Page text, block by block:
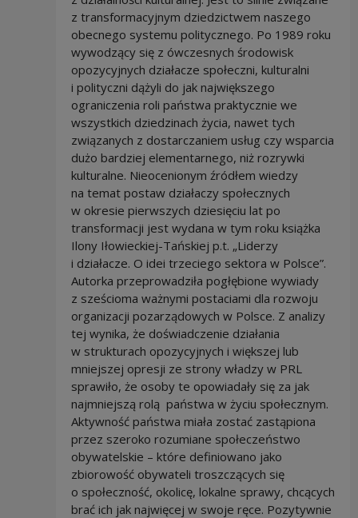
z transformacyjnym dziedzictwem naszego
obecnego systemu politycznego. Po 1989 roku
wywodzący się z ówczesnych środowisk
opozycyjnych działacze społeczni, kulturalni
i polityczni dążyli do jak największego
ograniczenia roli państwa praktycznie we
wszystkich dziedzinach życia, nawet tych
związanych z dostarczaniem usług czy wsparcia
dużo bardziej elementarnego, niż rozrywki
kulturalne. Nieocenionym źródłem wiedzy
na temat postaw działaczy społecznych
w okresie pierwszych dziesięciu lat po
transformacji jest wydana w tym roku książka
Ilony Iłowieckiej-Tańskiej p.t. „Liderzy
i działacze. O idei trzeciego sektora w Polsce”.
Autorka przeprowadziła pogłębione wywiady
z sześcioma ważnymi postaciami dla rozwoju
organizacji pozarządowych w Polsce. Z analizy
tej wynika, że doświadczenie działania
w strukturach opozycyjnych i większej lub
mniejszej opresji ze strony władzy w PRL
sprawiło, że osoby te opowiadały się za jak
najmniejszą rolą państwa w życiu społecznym.
Aktywność państwa miała zostać zastąpiona
przez szeroko rozumiane społeczeństwo
obywatelskie – które definiowano jako
zbiorowość obywateli troszczących się
o społeczność, okolicę, lokalne sprawy, chcących
brać ich jak najwięcej w swoje ręce. Pozytywnie